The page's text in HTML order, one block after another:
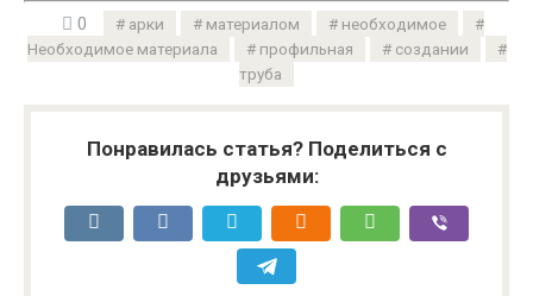
0 арки материалом
необходимое
Необходимое материала
профильная
создании
труба
Понравилась статья? Поделиться с
друзьями: